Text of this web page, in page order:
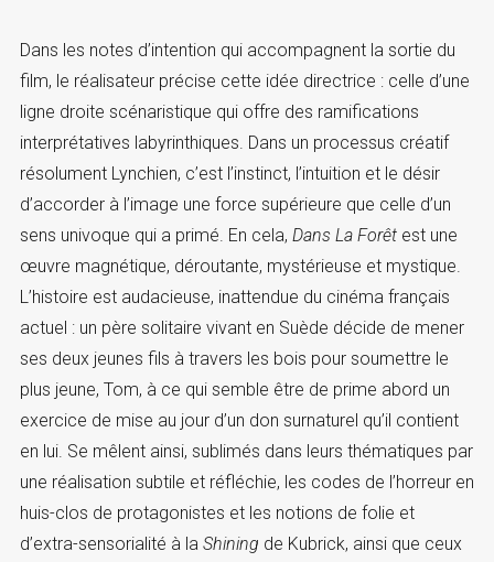
Dans les notes d’intention qui accompagnent la sortie du
film, le réalisateur précise cette idée directrice : celle d’une
ligne droite scénaristique qui offre des ramifications
interprétatives labyrinthiques. Dans un processus créatif
résolument Lynchien, c’est l’instinct, l’intuition et le désir
d’accorder à l’image une force supérieure que celle d’un
sens univoque qui a primé. En cela, Dans La Forêtest une
œuvre magnétique, déroutante, mystérieuse et mystique.
L’histoire est audacieuse, inattendue du cinéma français
actuel : un père solitaire vivant en Suède décide de mener
ses deux jeunes fils à travers les bois pour soumettre le
plus jeune, Tom, à ce qui semble être de prime abord un
exercice de mise au jour d’un don surnaturel qu’il contient
en lui. Se mêlent ainsi, sublimés dans leurs thématiques par
une réalisation subtile et réfléchie, les codes de l’horreur en
huis-clos de protagonistes et les notions de folie et
d’extra-sensorialité à la Shining de Kubrick, ainsi que ceux